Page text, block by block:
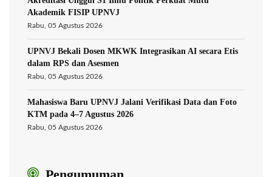
Akademik FISIP UPNVJ
Rabu, 05 Agustus 2026
UPNVJ Bekali Dosen MKWK Integrasikan AI secara Etis
dalam RPS dan Asesmen
Rabu, 05 Agustus 2026
Mahasiswa Baru UPNVJ Jalani Verifikasi Data dan Foto
KTM pada 4–7 Agustus 2026
Rabu, 05 Agustus 2026